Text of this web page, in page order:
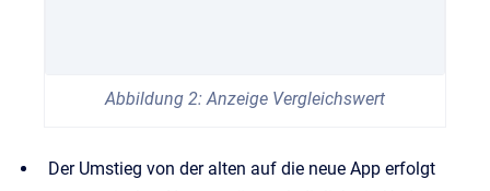
Abbildung 2: Anzeige Vergleichswert
Der Umstieg von der alten auf die neue App erfolgt